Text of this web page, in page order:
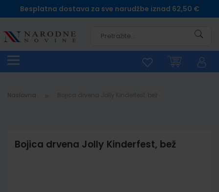
Besplatna dostava za sve narudžbe iznad 62,50 €
Naslovna
Bojica drvena Jolly Kinderfest, bež